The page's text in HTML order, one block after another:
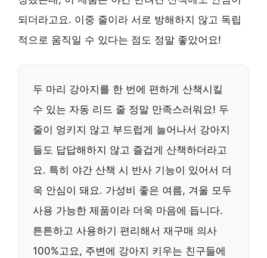
되더라고요. 이중 줄이라 서로 방해하지 않고 독립
적으로 움직일 수 있다는 점도 정말 좋았어요!
두 마리 강아지를 한 번에 편하게 산책시킬
수 있는 자동 리드 줄 정말 만족스러워요! 두
줄이 엉키지 않고 부드럽게 늘어나서 강아지
들도 답답해하지 않고 즐겁게 산책하더라고
요. 특히 야간 산책 시 반사 기능이 있어서 더
욱 안심이 돼요. 가성비 좋은 여름, 겨울 모두
사용 가능한 제품이라 더욱 마음에 듭니다.
튼튼하고 사용하기 편리해서 재구매 의사
100%고요, 주변에 강아지 키우는 친구들에